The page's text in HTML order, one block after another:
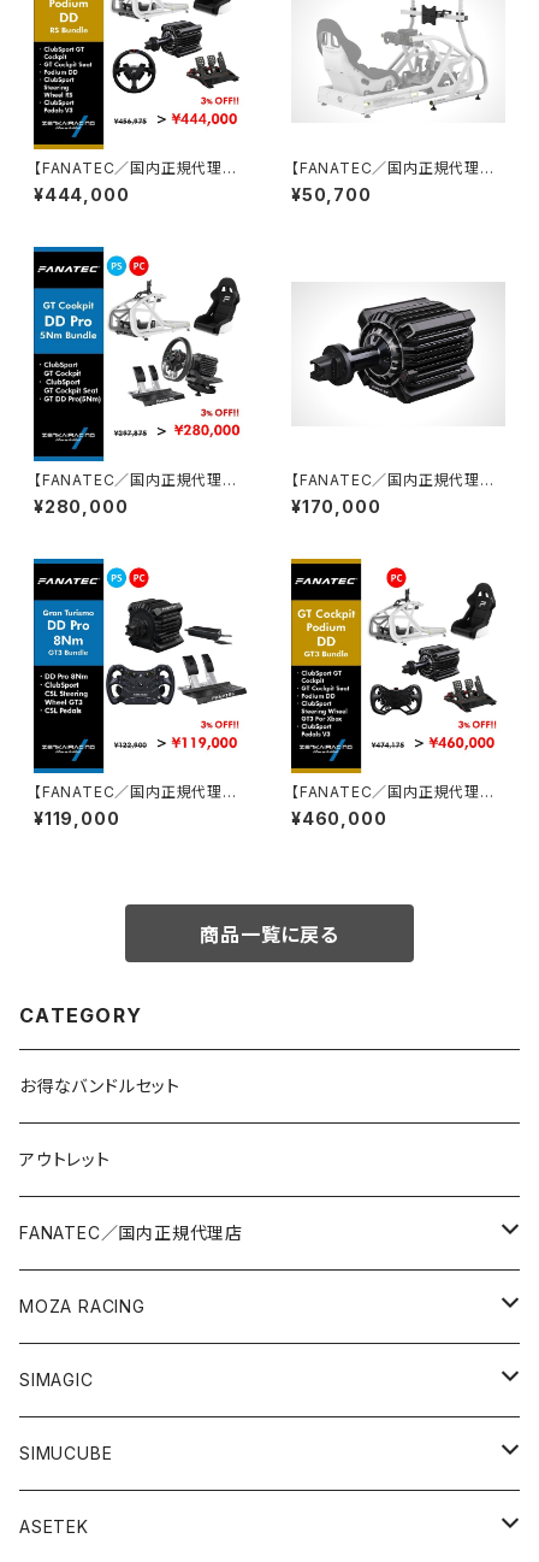
【FANATEC／国内正規代理店】
GT Cookpit Podium DD RS
オリジナルバンドルセット
¥444,000
【FANATEC／国内正規代理店】
ClubSport Cockpit Monitor
Stand (White)
¥50,700
【FANATEC／国内正規代理店】
GT Cockpit DD Pro 5 Nmオ
リジナルバンドルセット
¥280,000
【FANATEC／国内正規代理店】
Podium DD（25Nmダイレクト
ドライブモーターベース）
¥170,000
【FANATEC／国内正規代理店】
Gran Turismo® DD Pro 8 N
mオリジナルGT3バンドルセット
¥119,000
【FANATEC／国内正規代理店】
GT Cookpit Podium DD GT
3オリジナルバンドルセット
¥460,000
商品一覧に戻る
CATEGORY
お得なバンドルセット
アウトレット
FANATEC／国内正規代理店
バンドルセット
レーシングバンドル
ドリフトバンドル
ステアリングモーター
ステアリング
ペダル
MOZA RACING
ステアリングモーター
ステアリング
ペダル
SIMAGIC
ステアリングモーター
ペダル
SIMUCUBE
ステアリングモーター
ASETEK